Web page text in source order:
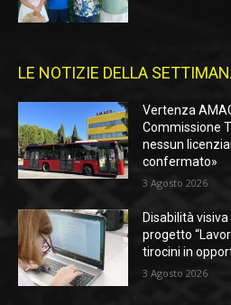
LE NOTIZIE DELLA
Vertenza
Commissione
nessun
confermato»
3 Agosto 2026
Disabilità
progetto
tirocini in
3 Agosto 2026